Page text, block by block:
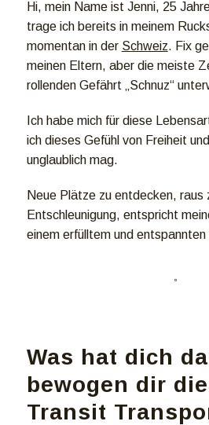
Hi, mein Name ist Jenni, 25
trage ich bereits in meinem
momentan in der Schweiz. Fix
meinen Eltern, aber die meiste
rollenden Gefährt „Schnuz“
Ich habe mich für diese
ich dieses Gefühl von Freiheit
unglaublich mag.
Neue Plätze zu entdecken, raus
Entschleunigung, entspricht
einem erfülltem und entspannten
Was hat dich
bewogen dir
Transit